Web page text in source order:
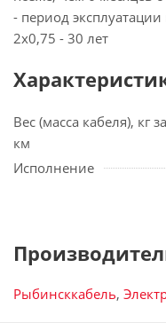
- период
2х0,75 - 30 лет
Вес (масса кабеля), кг
км
Исполнение
Рыбинсккабель,